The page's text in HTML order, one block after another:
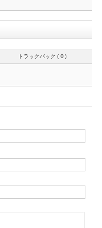
トラックバック ( 0 )